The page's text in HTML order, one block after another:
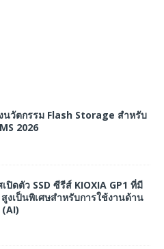
นวัตกรรม Flash Storage สำหรับ
2026
ปิดตัว SSD ซีรีส์ KIOXIA GP1 ที่มี
สูงเป็นพิเศษสำหรับการใช้งานด้าน